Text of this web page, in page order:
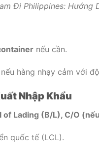
Đi Philippines: Hướng
nếu cần.
nếu hàng nhạy cảm với
Nhập Khẩu
of Lading (B/L), C/O
quốc tế (LCL).